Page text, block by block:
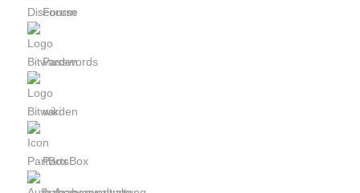
Forum
Passwords
wiki
PartsBox